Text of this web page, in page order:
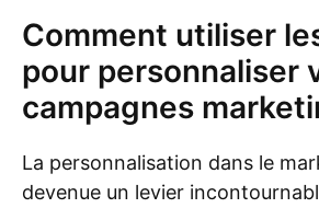
Comment utiliser
pour personnaliser
campagnes
La personnalisation dans le
devenue un levier